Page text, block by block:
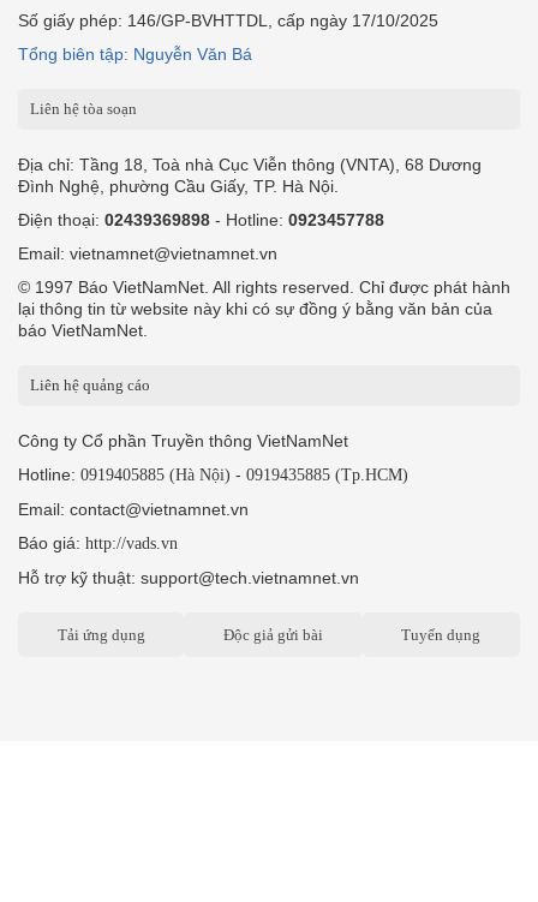
Số giấy phép: 146/GP-BVHTTDL, cấp ngày 17/10/2025
Tổng biên tập: Nguyễn Văn Bá
Liên hệ tòa soạn
Địa chỉ: Tầng 18, Toà nhà Cục Viễn thông (VNTA), 68 Dương
Đình Nghệ, phường Cầu Giấy, TP. Hà Nội.
Điện thoại: 02439369898 - Hotline: 0923457788
Email: vietnamnet@vietnamnet.vn
© 1997 Báo VietNamNet. All rights reserved. Chỉ được phát hành
lại thông tin từ website này khi có sự đồng ý bằng văn bản của
báo VietNamNet.
Liên hệ quảng cáo
Công ty Cổ phần Truyền thông VietNamNet
Hotline: 0919405885 (Hà Nội) - 0919435885 (Tp.HCM)
Email: contact@vietnamnet.vn
Báo giá: http://vads.vn
Hỗ trợ kỹ thuật: support@tech.vietnamnet.vn
Tải ứng dụng Độc giả gửi bài Tuyển dụng